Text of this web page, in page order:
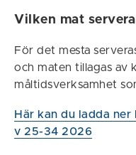
Vilken mat
För det mesta
och maten tillagas av
måltidsverksamhet
Här kan du ladda
v 25-34 2026